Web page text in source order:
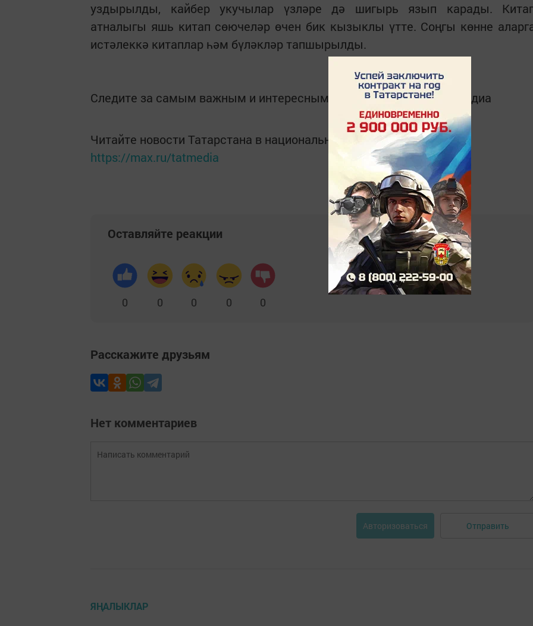
уздырылды, кайбер укучылар үзләре дә шигырь язып карады.
атналыгы яшь китап сөючеләр өчен бик кызыклы үтте. Соңгы көнне
истәлеккә китаплар һәм бүләкләр тапшырылды.
Следите за самым важным и интересным в Telegram-канале Татмедиа
Читайте новости Татарстана в национальном мессенджере MАХ:
https://max.ru/tatmedia
Оставляйте реакции
0 0 0 0 0
Расскажите друзьям
Нет комментариев
Авторизоваться Отправить
ЯҢАЛЫКЛАР